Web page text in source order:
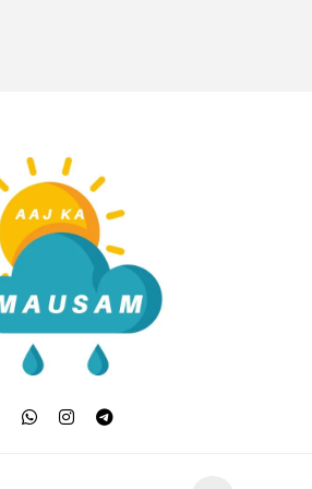
Aaj Ka Mausam | आज